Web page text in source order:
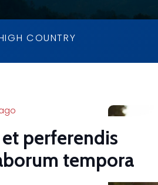
COUNTRY
perferendis
tempora